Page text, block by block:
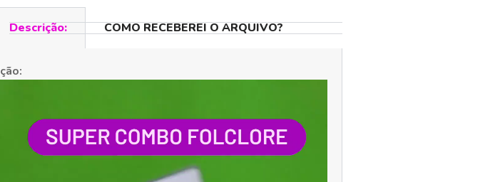
Descrição: COMO RECEBEREI O ARQUIVO?